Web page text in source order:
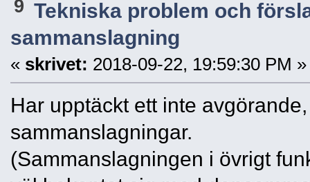
9 Tekniska problem och
sammanslagning
« skrivet: 2018-09-22, 19:59:30 PM »
Har upptäckt ett inte
sammanslagningar.
(Sammanslagningen i övrigt